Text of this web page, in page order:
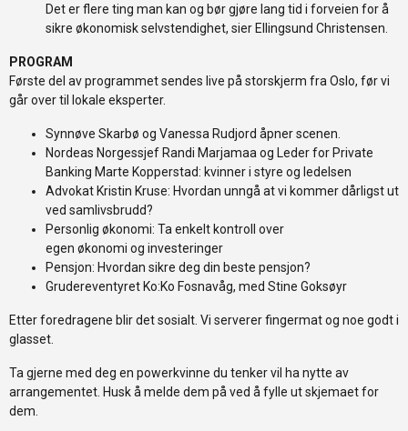
Det er flere ting man kan og bør gjøre lang tid i forveien for å
sikre økonomisk selvstendighet, sier Ellingsund Christensen.
PROGRAM
Første del av programmet sendes live på storskjerm fra Oslo, før vi
går over til lokale eksperter.
Synnøve Skarbø og Vanessa Rudjord åpner scenen.
Nordeas Norgessjef Randi Marjamaa og Leder for Private
Banking Marte Kopperstad: kvinner i styre og ledelsen
Advokat Kristin Kruse: Hvordan unngå at vi kommer dårligst ut
ved samlivsbrudd?
Personlig økonomi: Ta enkelt kontroll over
egen økonomi og investeringer
Pensjon: Hvordan sikre deg din beste pensjon?
Grudereventyret Ko:Ko Fosnavåg, med Stine Goksøyr
Etter foredragene blir det sosialt. Vi serverer fingermat og noe godt i
glasset.
Ta gjerne med deg en powerkvinne du tenker vil ha nytte av
arrangementet. Husk å melde dem på ved å fylle ut skjemaet for
dem.